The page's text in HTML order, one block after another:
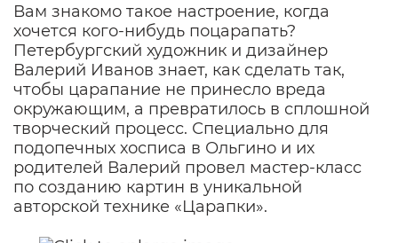
Вам знакомо такое настроение, когда
хочется кого-нибудь поцарапать?
Петербургский художник и дизайнер
Валерий Иванов знает, как сделать так,
чтобы царапание не принесло вреда
окружающим, а превратилось в сплошной
творческий процесс. Специально для
подопечных хосписа в Ольгино и их
родителей Валерий провел мастер-класс
по созданию картин в уникальной
авторской технике «Царапки».